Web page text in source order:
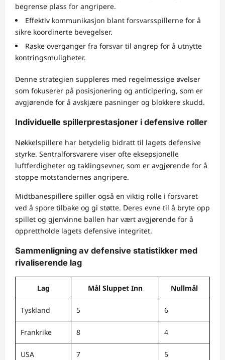
begrense plass for angripere.
Effektiv kommunikasjon blant forsvarsspillerne for å
sikre koordinerte bevegelser.
Raske overganger fra forsvar til angrep for å utnytte
kontringsmuligheter.
Denne strategien suppleres med regelmessige øvelser
som fokuserer på posisjonering og anticipering, som er
avgjørende for å avskjære pasninger og blokkere skudd.
Individuelle spillerprestasjoner i defensive roller
Nøkkelspillere har betydelig bidratt til lagets defensive
styrke. Sentralforsvarere viser ofte eksepsjonelle
luftferdigheter og taklingsevner, som er avgjørende for å
stoppe motstandernes angripere.
Midtbanespillere spiller også en viktig rolle i forsvaret
ved å spore tilbake og gi støtte. Deres evne til å bryte opp
spillet og gjenvinne ballen har vært avgjørende for å
opprettholde lagets defensive integritet.
Sammenligning av defensive statistikker med
rivaliserende lag
Lag Mål Sluppet Inn Nullmål
Tyskland 5 6
Frankrike 8 4
USA 7 5